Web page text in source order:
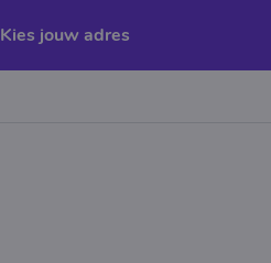
Kies jouw adres